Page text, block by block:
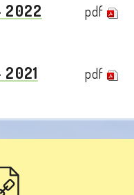
2022
pdf
pdf